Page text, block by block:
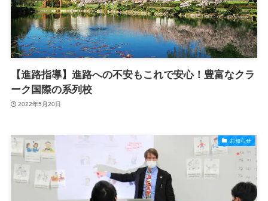
【進路指導】進路への不安もこれで安心！豊富なクラ
ーク国際の系列校
2022年5月20日
お知らせ